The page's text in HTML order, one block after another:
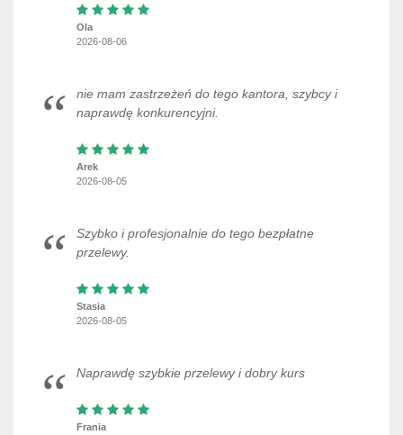
Ola
2026-08-06
nie mam zastrzeżeń do tego kantora, szybcy i
naprawdę konkurencyjni.
Arek
2026-08-05
Szybko i profesjonalnie do tego bezpłatne
przelewy.
Stasia
2026-08-05
Naprawdę szybkie przelewy i dobry kurs
Frania